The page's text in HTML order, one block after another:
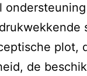
plot,
de